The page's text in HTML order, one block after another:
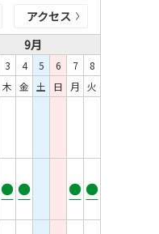
アクセス
9月
3 4 5 6 7
8
木 金 土 日 月 火
● ● ● ●